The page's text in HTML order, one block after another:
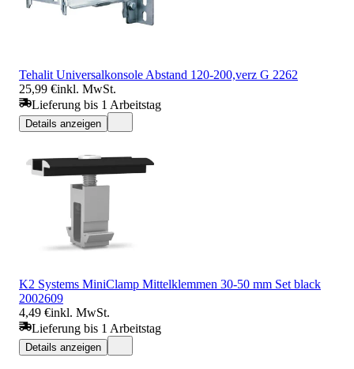
Tehalit Universalkonsole Abstand 120-200,verz G 2262
25,99 €inkl. MwSt.
Lieferung bis 1 Arbeitstag
Details anzeigen
K2 Systems MiniClamp Mittelklemmen 30-50 mm Set black
2002609
4,49 €inkl. MwSt.
Lieferung bis 1 Arbeitstag
Details anzeigen